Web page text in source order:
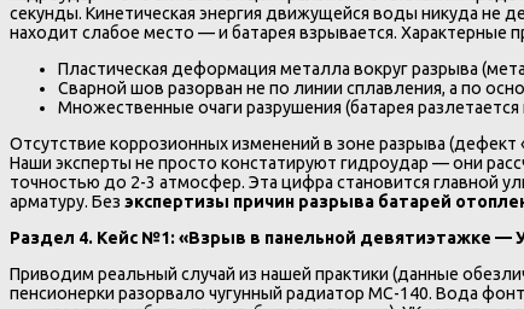
секунды. Кинетическая энергия движущейся воды никуда не
находит слабое место — и батарея взрывается. Характерные
Пластическая деформация металла вокруг разрыва
Сварной шов разорван не по линии сплавления, а по
Множественные очаги разрушения (батарея
Отсутствие коррозионных изменений в зоне разрыва (дефект
Наши эксперты не просто констатируют гидроудар — они
точностью до 2-3 атмосфер. Эта цифра становится главной
арматуру. Без экспертизы причин разрыва батарей
Раздел 4. Кейс №1: «Взрыв в панельной девятиэтажке —
Приводим реальный случай из нашей практики (данные
пенсионерки разорвало чугунный радиатор МС-140. Вода